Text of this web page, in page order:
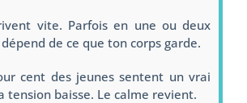
vite. Parfois en une ou deux
de ce que ton corps garde.
cent des jeunes sentent un vrai
tension baisse. Le calme revient.